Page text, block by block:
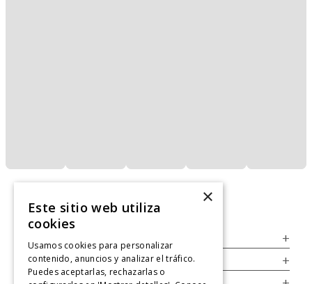
+
Legal +
×
Este sitio web utiliza
cookies
Usamos cookies para personalizar
contenido, anuncios y analizar el tráfico.
Puedes aceptarlas, rechazarlas o